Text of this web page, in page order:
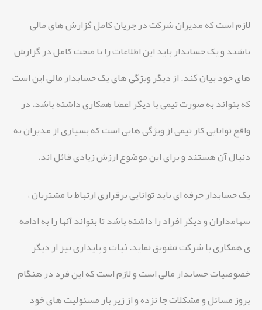
لازم است که مدیران شرکت در جریان کامل گزارش های مالی
باشند و یک حسابدار باید این اطلاعات را با صحت کامل در گزارش
های خود بیان کند. از دیگر ویژگی های یک حسابدار مالی این است
که بتواند به صورت تیمی با دیگر اعضا همکاری داشته باشد. در
واقع توانایی کار تیمی از ویژگی هایی است که بسیاری از مدیران به
دنبال آن هستند و برای این موضوع ارزش زیادی قائل اند.
یک حسابدار حرفه ای باید توانایی برقراری ارتباط با مشتریان ،
سهامداران و دیگر افراد را داشته باشد تا بتواند آنها را به ادامه
ی همکاری با شرکت تشویق نماید. ثبات و پایداری نیز از دیگر
خصوصیات حسابدار مالی است و لازم است که این فرد در هنگام
بروز مسائل و مشکلات جا نزده و از زیر بار مسئولیت های خود